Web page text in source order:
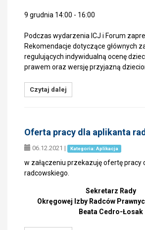
9 grudnia 14:00 - 16:00
Podczas wydarzenia ICJ i Forum
Rekomendacje dotyczące głównych
regulujących indywidualną ocenę
prawem oraz wersję przyjazną
Czytaj dalej
Oferta pracy dla aplikanta
06.12.2021 | Kategoria: Aplikacja
w załączeniu przekazuję ofertę pracy
radcowskiego.
Sekretarz Rady
Okręgowej Izby Radców
Beata Cedro-Łosak